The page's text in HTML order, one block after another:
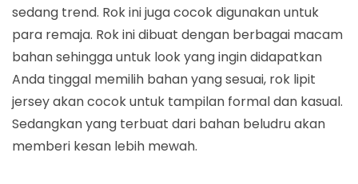
sedang trend. Rok ini juga cocok digunakan untuk
para remaja. Rok ini dibuat dengan berbagai macam
bahan sehingga untuk look yang ingin didapatkan
Anda tinggal memilih bahan yang sesuai, rok lipit
jersey akan cocok untuk tampilan formal dan kasual.
Sedangkan yang terbuat dari bahan beludru akan
memberi kesan lebih mewah.